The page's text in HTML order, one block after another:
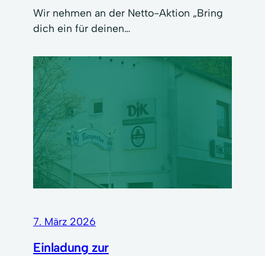
Wir nehmen an der Netto-Aktion „Bring
dich ein für deinen…
7. März 2026
Einladung zur